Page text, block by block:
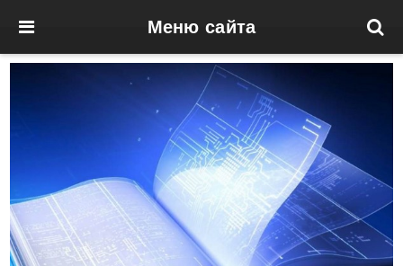
Меню сайта